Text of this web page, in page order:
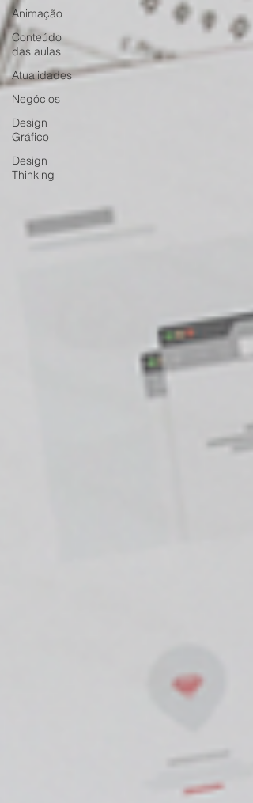
Animação
Conteúdo
das aulas
Atualidades
Negócios
Design
Gráfico
Design
Thinking